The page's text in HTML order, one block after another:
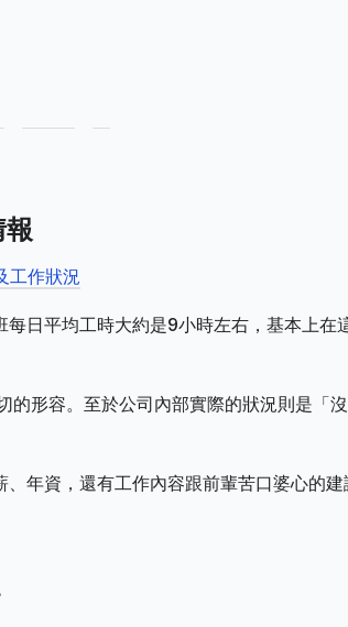
工作狀況
日平均工時大約是9小時左右，基本上在
的形容。至於公司內部實際的狀況則是「
年資，還有工作內容跟前輩苦口婆心的建